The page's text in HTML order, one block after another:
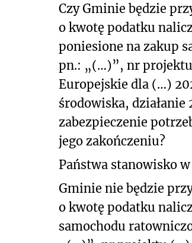
Czy Gminie będzie
o kwotę podatku
poniesione na zakup
pn.: „(…)”, nr
Europejskie dla (…)
środowiska, działanie
zabezpieczenie
jego zakończeniu?
Państwa stanowisko
Gminie nie będzie
o kwotę podatku
samochodu